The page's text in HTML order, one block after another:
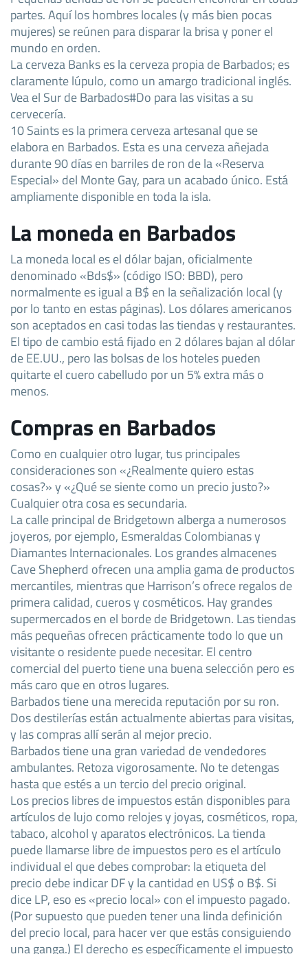
partes. Aquí los hombres locales (y más bien pocas
mujeres) se reúnen para disparar la brisa y poner el
mundo en orden.
La cerveza Banks es la cerveza propia de Barbados; es
claramente lúpulo, como un amargo tradicional inglés.
Vea el Sur de Barbados#Do para las visitas a su
cervecería.
10 Saints es la primera cerveza artesanal que se
elabora en Barbados. Esta es una cerveza añejada
durante 90 días en barriles de ron de la «Reserva
Especial» del Monte Gay, para un acabado único. Está
ampliamente disponible en toda la isla.
La moneda en Barbados
La moneda local es el dólar bajan, oficialmente
denominado «Bds$» (código ISO: BBD), pero
normalmente es igual a B$ en la señalización local (y
por lo tanto en estas páginas). Los dólares americanos
son aceptados en casi todas las tiendas y restaurantes.
El tipo de cambio está fijado en 2 dólares bajan al dólar
de EE.UU., pero las bolsas de los hoteles pueden
quitarte el cuero cabelludo por un 5% extra más o
menos.
Compras en Barbados
Como en cualquier otro lugar, tus principales
consideraciones son «¿Realmente quiero estas
cosas?» y «¿Qué se siente como un precio justo?»
Cualquier otra cosa es secundaria.
La calle principal de Bridgetown alberga a numerosos
joyeros, por ejemplo, Esmeraldas Colombianas y
Diamantes Internacionales. Los grandes almacenes
Cave Shepherd ofrecen una amplia gama de productos
mercantiles, mientras que Harrison’s ofrece regalos de
primera calidad, cueros y cosméticos. Hay grandes
supermercados en el borde de Bridgetown. Las tiendas
más pequeñas ofrecen prácticamente todo lo que un
visitante o residente puede necesitar. El centro
comercial del puerto tiene una buena selección pero es
más caro que en otros lugares.
Barbados tiene una merecida reputación por su ron.
Dos destilerías están actualmente abiertas para visitas,
y las compras allí serán al mejor precio.
Barbados tiene una gran variedad de vendedores
ambulantes. Retoza vigorosamente. No te detengas
hasta que estés a un tercio del precio original.
Los precios libres de impuestos están disponibles para
artículos de lujo como relojes y joyas, cosméticos, ropa,
tabaco, alcohol y aparatos electrónicos. La tienda
puede llamarse libre de impuestos pero es el artículo
individual el que debes comprobar: la etiqueta del
precio debe indicar DF y la cantidad en US$ o B$. Si
dice LP, eso es «precio local» con el impuesto pagado.
(Por supuesto que pueden tener una linda definición
del precio local, para hacer ver que estás consiguiendo
una ganga.) El derecho es específicamente el impuesto